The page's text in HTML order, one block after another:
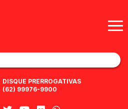
DISQUE PRERROGATIVAS
(62) 99976-9900